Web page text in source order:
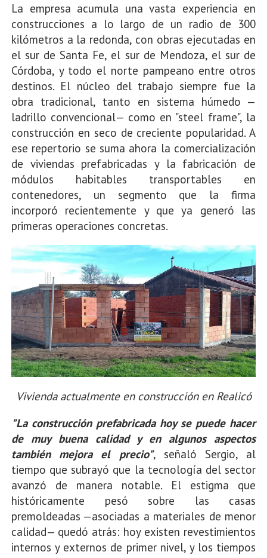
La empresa acumula una vasta experiencia en
construcciones a lo largo de un radio de 300
kilómetros a la redonda, con obras ejecutadas en
el sur de Santa Fe, el sur de Mendoza, el sur de
Córdoba, y todo el norte pampeano entre otros
destinos. El núcleo del trabajo siempre fue la
obra tradicional, tanto en sistema húmedo —
ladrillo convencional— como en "steel frame", la
construcción en seco de creciente popularidad. A
ese repertorio se suma ahora la comercialización
de viviendas prefabricadas y la fabricación de
módulos habitables transportables en
contenedores, un segmento que la firma
incorporó recientemente y que ya generó las
primeras operaciones concretas.
Vivienda actualmente en construcción en Realicó
"La construcción prefabricada hoy se puede hacer
de muy buena calidad y en algunos aspectos
también mejora el precio", señaló Sergio, al
tiempo que subrayó que la tecnología del sector
avanzó de manera notable. El estigma que
históricamente pesó sobre las casas
premoldeadas —asociadas a materiales de menor
calidad— quedó atrás: hoy existen revestimientos
internos y externos de primer nivel, y los tiempos